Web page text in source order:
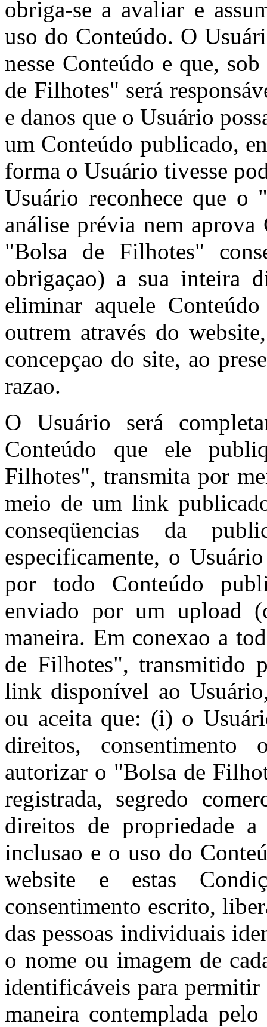
obriga-se a avaliar e
uso do Conteúdo. O
nesse Conteúdo e que,
de Filhotes" será
e danos que o Usuário
um Conteúdo publicado,
forma o Usuário tivesse
Usuário reconhece que o
análise prévia nem
"Bolsa de Filhotes"
obrigaçao) a sua inteira
eliminar aquele
outrem através do
concepçao do site, ao
razao.
O Usuário será
Conteúdo que ele
Filhotes", transmita por
meio de um link
conseqüencias da
especificamente, o
por todo Conteúdo
enviado por um upload
maneira. Em conexao a
de Filhotes", transmitido
link disponível ao
ou aceita que: (i) o
direitos,
autorizar o "Bolsa de
registrada, segredo
direitos de propriedade
inclusao e o uso do
website e estas
consentimento escrito,
das pessoas individuais
o nome ou imagem de
identificáveis para
maneira contemplada